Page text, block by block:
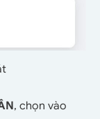
, chọn vào